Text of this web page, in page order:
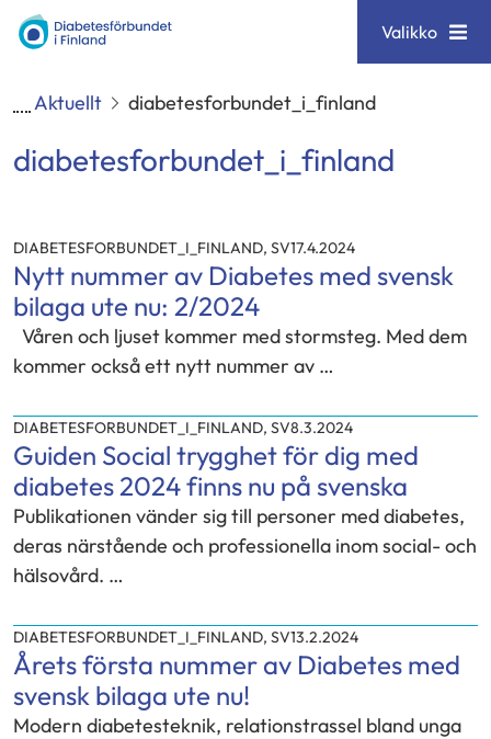
Siirry
sisältöön
Diabetesförbundet Valikko
Aktuellt diabetesforbundet_i_finland
diabetesforbundet_i_finland
Hakutulokset
DIABETESFORBUNDET_I_FINLAND, SV17.4.2024
Nytt nummer av Diabetes med svensk
bilaga ute nu: 2/2024
Våren och ljuset kommer med stormsteg. Med dem
kommer också ett nytt nummer av …
DIABETESFORBUNDET_I_FINLAND, SV8.3.2024
Guiden Social trygghet för dig med
diabetes 2024 finns nu på svenska
Publikationen vänder sig till personer med diabetes,
deras närstående och professionella inom social- och
hälsovård. …
DIABETESFORBUNDET_I_FINLAND, SV13.2.2024
Årets första nummer av Diabetes med
svensk bilaga ute nu!
Modern diabetesteknik, relationstrassel bland unga